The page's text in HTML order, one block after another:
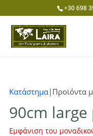
+30 698
Κατάστημα|Προϊόντα
90cm
Εμφάνιση του